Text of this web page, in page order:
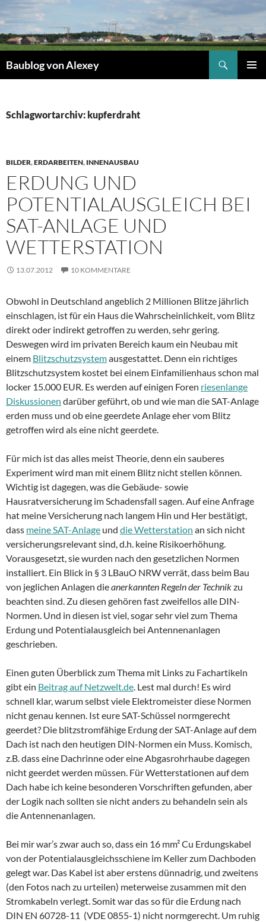
Inhalt
springen
Baublog von Alexey
Schlagwortarchiv: kupferdraht
BILDER,ERDARBEITEN, INNENAUSBAU
ERDUNG UND
POTENTIALAUSGLEICH BEI
SAT-ANLAGE UND
WETTERSTATION
13.07.2012 10 KOMMENTARE
Obwohl in Deutschland angeblich 2 Millionen Blitze jährlich
einschlagen, ist für ein Haus die Wahrscheinlichkeit, vom Blitz
direkt oder indirekt getroffen zu werden, sehr gering.
Deswegen wird im privaten Bereich kaum ein Neubau mit
einem Blitzschutzsystemausgestattet. Denn ein richtiges
Blitzschutzsystem kostet bei einem Einfamilienhaus schon mal
locker 15.000 EUR. Es werden auf einigen Foren riesenlange
Diskussionen darüber geführt, ob und wie man die SAT-Anlage
erden muss und ob eine geerdete Anlage eher vom Blitz
getroffen wird als eine nicht geerdete.
Für mich ist das alles meist Theorie, denn ein sauberes
Experiment wird man mit einem Blitz nicht stellen können.
Wichtig ist dagegen, was die Gebäude- sowie
Hausratversicherung im Schadensfall sagen. Auf eine Anfrage
hat meine Versicherung nach langem Hin und Her bestätigt,
dass meine SAT-Anlage und die Wetterstation an sich nicht
versicherungsrelevant sind, d.h. keine Risikoerhöhung.
Vorausgesetzt, sie wurden nach den gesetzlichen Normen
installiert. Ein Blick in § 3 LBauO NRW verrät, dass beim Bau
von jeglichen Anlagen dieanerkannten Regeln der Technikzu
beachten sind. Zu diesen gehören fast zweifellos alle DIN-
Normen. Und in diesen ist viel, sogar sehr viel zum Thema
Erdung und Potentialausgleich bei Antennenanlagen
geschrieben.
Einen guten Überblick zum Thema mit Links zu Fachartikeln
gibt ein Beitrag auf Netzwelt.de. Lest mal durch! Es wird
schnell klar, warum selbst viele Elektromeister diese Normen
nicht genau kennen. Ist eure SAT-Schüssel normgerecht
geerdet? Die blitzstromfähige Erdung der SAT-Anlage auf dem
Dach ist nach den heutigen DIN-Normen ein Muss. Komisch,
z.B. dass eine Dachrinne oder eine Abgasrohrhaube dagegen
nicht geerdet werden müssen. Für Wetterstationen auf dem
Dach habe ich keine besonderen Vorschriften gefunden, aber
der Logik nach sollten sie nicht anders zu behandeln sein als
die Antennenanlagen.
Bei mir war’s zwar auch so, dass ein 16 mm² Cu Erdungskabel
von der Potentialausgleichsschiene im Keller zum Dachboden
gelegt war. Das Kabel ist aber erstens dünnadrig, und zweitens
(den Fotos nach zu urteilen) meterweise zusammen mit den
Stromkabeln verlegt. Somit war das so für die Erdung nach
DIN EN 60728-11 (VDE 0855-1) nicht normgerecht. Um ruhig